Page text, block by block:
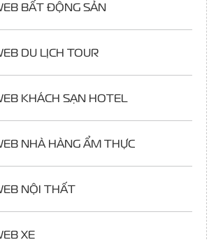
BẤT ĐỘNG SẢN
DU LỊCH TOUR
KHÁCH SẠN HOTEL
NHÀ HÀNG ẨM THỰC
NỘI THẤT
XE